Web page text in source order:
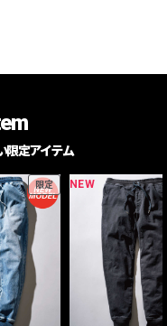
限定アイテム
限定 NEW